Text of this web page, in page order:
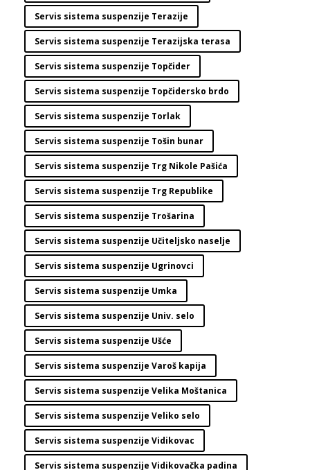
Servis sistema suspenzije Terazije
Servis sistema suspenzije Terazijska terasa
Servis sistema suspenzije Topčider
Servis sistema suspenzije Topčidersko brdo
Servis sistema suspenzije Torlak
Servis sistema suspenzije Tošin bunar
Servis sistema suspenzije Trg Nikole Pašića
Servis sistema suspenzije Trg Republike
Servis sistema suspenzije Trošarina
Servis sistema suspenzije Učiteljsko naselje
Servis sistema suspenzije Ugrinovci
Servis sistema suspenzije Umka
Servis sistema suspenzije Univ. selo
Servis sistema suspenzije Ušće
Servis sistema suspenzije Varoš kapija
Servis sistema suspenzije Velika Moštanica
Servis sistema suspenzije Veliko selo
Servis sistema suspenzije Vidikovac
Servis sistema suspenzije Vidikovačka padina